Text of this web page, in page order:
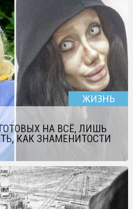
ЖИЗНЬ
НА ВСЁ, ЛИШЬ
КАК ЗНАМЕНИТОСТИ